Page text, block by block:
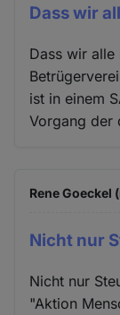
Dass wir
Dass wir alle
ist in einem
Vorgang der
Rene
Nicht nur
Nicht nur
"Aktion